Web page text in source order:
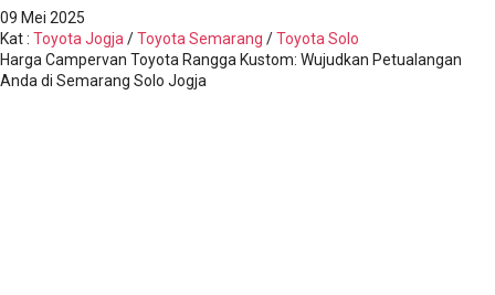
09 Mei 2025
Kat: Toyota Jogja /Toyota Semarang /Toyota Solo
Harga Campervan Toyota Rangga Kustom: Wujudkan Petualangan
Anda di Semarang Solo Jogja